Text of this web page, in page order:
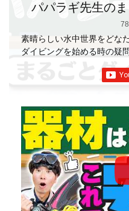
パパラギ先生の
素晴らしい水中世界をどな
ダイビングを始める時の疑
業の国内最大規模のスキュ
の初心者ダイビングライセ
ストラクターは40名ほど。
で！】 年間ファンダイブ開
方でも安心して潜れるよう
中！ 2021年マリンダイビ
イビングスクール」部門
ター」部門
「国内ダイビ
部門
「国内ダイビング